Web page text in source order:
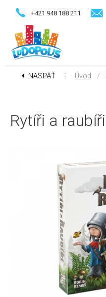
+421 948 188 211
NASPÄŤ ⋮ Úvod /
Rytíři a raubíři